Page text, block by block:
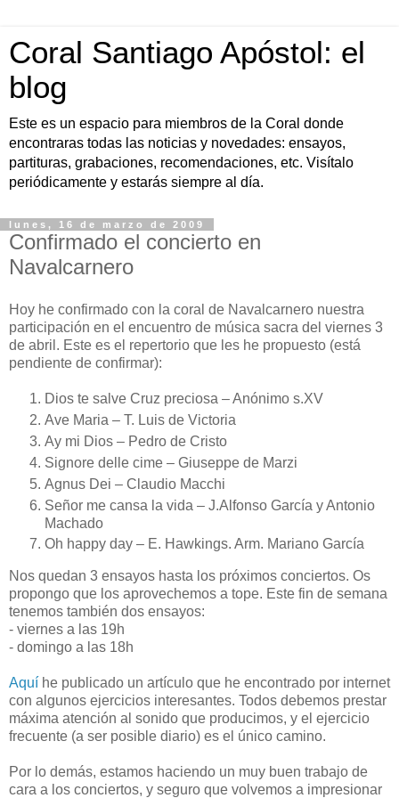
Coral Santiago Apóstol: el
blog
Este es un espacio para miembros de la Coral donde
encontraras todas las noticias y novedades: ensayos,
partituras, grabaciones, recomendaciones, etc. Visítalo
periódicamente y estarás siempre al día.
lunes, 16 de marzo de 2009
Confirmado el concierto en
Navalcarnero
Hoy he confirmado con la coral de Navalcarnero nuestra
participación en el encuentro de música sacra del viernes 3
de abril. Este es el repertorio que les he propuesto (está
pendiente de confirmar):
Dios te salve Cruz preciosa – Anónimo s.XV
Ave Maria – T. Luis de Victoria
Ay mi Dios – Pedro de Cristo
Signore delle cime – Giuseppe de Marzi
Agnus Dei – Claudio Macchi
Señor me cansa la vida – J.Alfonso García y Antonio
Machado
Oh happy day – E. Hawkings. Arm. Mariano García
Nos quedan 3 ensayos hasta los próximos conciertos. Os
propongo que los aprovechemos a tope. Este fin de semana
tenemos también dos ensayos:
- viernes a las 19h
- domingo a las 18h
Aquí he publicado un artículo que he encontrado por internet
con algunos ejercicios interesantes. Todos debemos prestar
máxima atención al sonido que producimos, y el ejercicio
frecuente (a ser posible diario) es el único camino.
Por lo demás, estamos haciendo un muy buen trabajo de
cara a los conciertos, y seguro que volvemos a impresionar